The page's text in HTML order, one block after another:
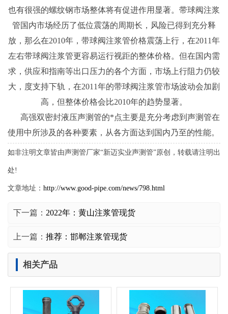
也有很强的螺纹钢市场整体将有促进作用显著。带球阀注浆
管国内市场经历了低位震荡的周期长，风险已得到充分释
放，那么在2010年，带球阀注浆管价格震荡上行，在2011年
左右带球阀注浆管更容易运行视距的整体价格。但在国内需
求，供应和指南等出口压力的各个方面，市场上行阻力仍较
大，度支持下轨，在2011年的带球阀注浆管市场波动会加剧
高，但整体价格会比2010年的趋势显著。
高强双密封液压声测管的*点主要是充分考虑到声测管在
使用中所涉及的各种要素，从各方面达到国内乃至的性能。
如非注明文章皆由声测管厂家“新迈实业声测管”原创，转载请注明出
处!
文章地址： http://www.good-pipe.com/news/798.html
下一篇： 2022年：黄山注浆管现货
上一篇： 推荐：邯郸注浆管现货
相关产品